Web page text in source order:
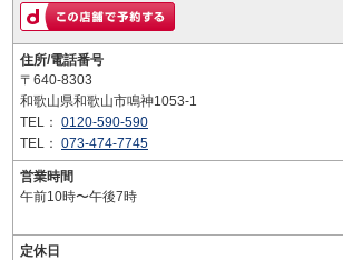
住所/電話番号
〒640-8303
和歌山県和歌山市鳴神1053-1
TEL： 0120-590-590
TEL： 073-474-7745
営業時間
午前10時〜午後7時
定休日